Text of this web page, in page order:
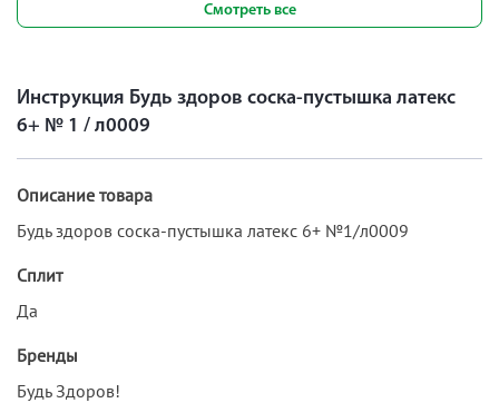
Смотреть все
Инструкция Будь здоров соска-пустышка латекс
6+ № 1 / л0009
Описание товара
Будь здоров соска-пустышка латекс 6+ №1/л0009
Сплит
Да
Бренды
Будь Здоров!